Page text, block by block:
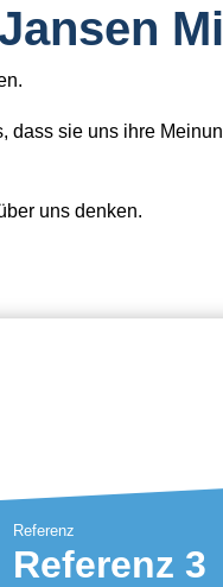
dass sie uns ihre
uns denken.
Referenz
Referenz 3